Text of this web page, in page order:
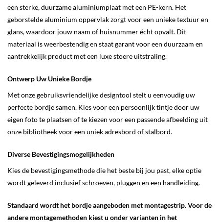
een sterke, duurzame aluminiumplaat met een PE-kern. Het
geborstelde aluminium oppervlak zorgt voor een unieke textuur en
glans, waardoor jouw naam of huisnummer écht opvalt. Dit
materiaal is weerbestendig en staat garant voor een duurzaam en
aantrekkelijk product met een luxe stoere uitstraling.
Ontwerp Uw Unieke Bordje
Met onze gebruiksvriendelijke designtool stelt u eenvoudig uw
perfecte bordje samen. Kies voor een persoonlijk tintje door uw
eigen foto te plaatsen of te kiezen voor een passende afbeelding uit
onze bibliotheek voor een uniek adresbord of stalbord.
Diverse Bevestigingsmogelijkheden
Kies de bevestigingsmethode die het beste bij jou past, elke optie
wordt geleverd inclusief schroeven, pluggen en een handleiding.
Standaard wordt het bordje aangeboden met montagestrip. Voor de
andere montagemethoden kiest u onder varianten in het